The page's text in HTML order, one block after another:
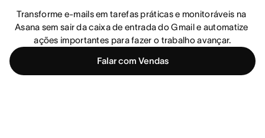
Transforme e-mails em tarefas práticas e monitoráveis na
Asana sem sair da caixa de entrada do Gmail e automatize
ações importantes para fazer o trabalho avançar.
Falar com Vendas